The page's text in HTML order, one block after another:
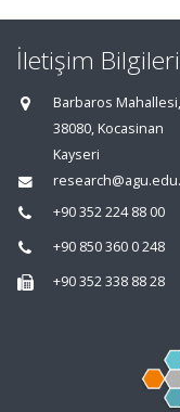
İletişim Bilgileri
Barbaros
38080, Kocasinan
Kayseri
+90 352 224 88 00
+90 850 360 0 248
+90 352 338 88 28